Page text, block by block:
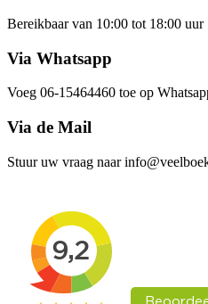
Bereikbaar van 10:00 tot 18:00 uur
Via Whatsapp
Voeg 06-15464460 toe op
Via de Mail
Stuur uw vraag naar